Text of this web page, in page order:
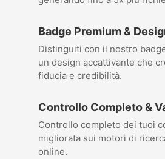
Badge Premium &
Distinguiti con il nostro
un design accattivante che
fiducia e credibilità.
Controllo Completo &
Controllo completo dei tuoi
migliorata sui motori di
online.